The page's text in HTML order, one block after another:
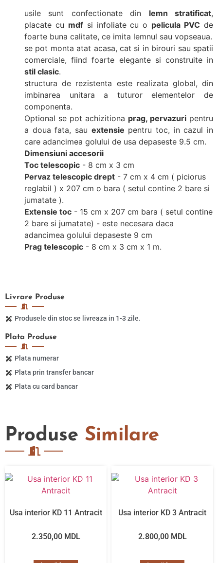
usile sunt confectionate din lemn stratificat,
placate cu mdfsi infoliate cu o pelicula PVC de
foarte buna calitate, ce imita lemnul sau vopseaua.
se pot monta atat acasa, cat si in birouri sau spatii
comerciale, fiind foarte elegante si construite in
stil clasic.
structura de rezistenta este realizata global, din
imbinarea unitara a tuturor elementelor de
componenta.
Optional se pot achizitiona prag, pervazuri pentru
a doua fata, sau extensie pentru toc, in cazul in
care adancimea golului de usa depaseste 9.5 cm.
Dimensiuni accesorii
Toc telescopic - 8 cm x 3 cm
Pervaz telescopic drept - 7 cm x 4 cm ( piciorus
reglabil ) x 207 cm o bara ( setul contine 2 bare si
jumatate ).
Extensie toc - 15 cm x 207 cm bara ( setul contine
2 bare si jumatate) - este necesara daca
adancimea golului depaseste 9 cm
Prag telescopic - 8 cm x 3 cm x 1 m.
Plata Produse
Plata numerar
Plata prin transfer bancar
Plata cu card bancar
Livrare Produse
Produsele din stoc se livreaza in 1-3 zile.
Produse Similare
Usa interior KD 11 Antracit
2.350,00 MDL
Usa interior KD 3 Antracit
2.800,00 MDL